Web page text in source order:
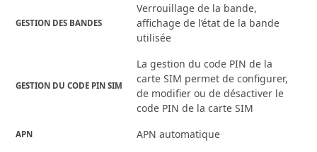
GESTION DES BANDES
Verrouillage de la bande,
affichage de l’état de la bande
utilisée
GESTION DU CODE PIN SIM
La gestion du code PIN de la
carte SIM permet de configurer,
de modifier ou de désactiver le
code PIN de la carte SIM
APN APN automatique